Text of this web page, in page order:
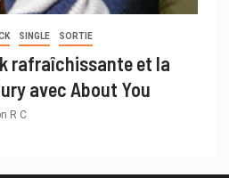
SINGLE SORTIE
rafraîchissante et la
avec About You
R C